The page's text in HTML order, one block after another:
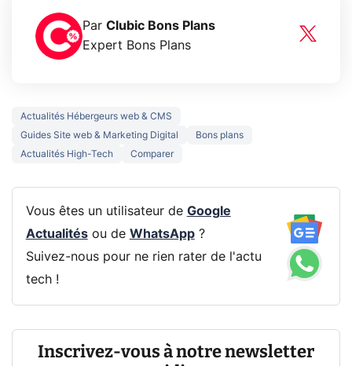
Par Clubic Bons Plans
Expert Bons Plans
Actualités Hébergeurs web & CMS
Guides Site web & Marketing Digital
Bons plans
Actualités High-Tech
Comparer
Vous êtes un utilisateur de Google
Actualitésou de WhatsApp?
Suivez-nous pour ne rien rater de l'actu
tech !
Inscrivez-vous à notre newsletter